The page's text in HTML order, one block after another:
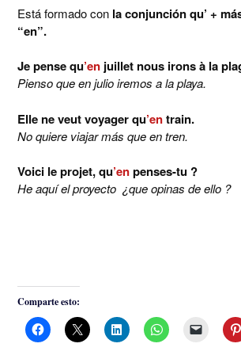
Está formado con la conjunción qu’ +
“en”.
Je pense qu’en juillet nous irons à la
Pienso que en julio iremos a la playa.
Elle ne veut voyager qu’entrain.
No quiere viajar más que en tren.
Voici le projet, qu’enpenses-tu ?
He aquí el proyecto ¿que opinas de ello ?
Comparte esto: